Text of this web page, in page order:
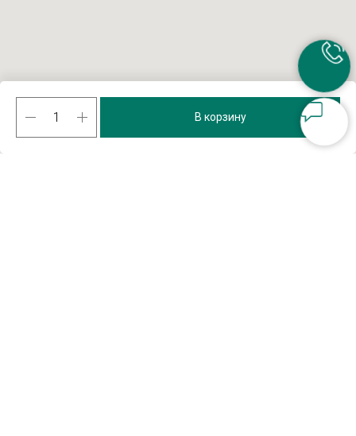
В корзину